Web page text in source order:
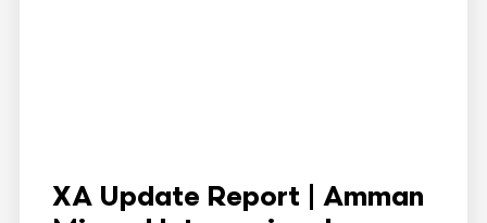
XA Update Report | Amman